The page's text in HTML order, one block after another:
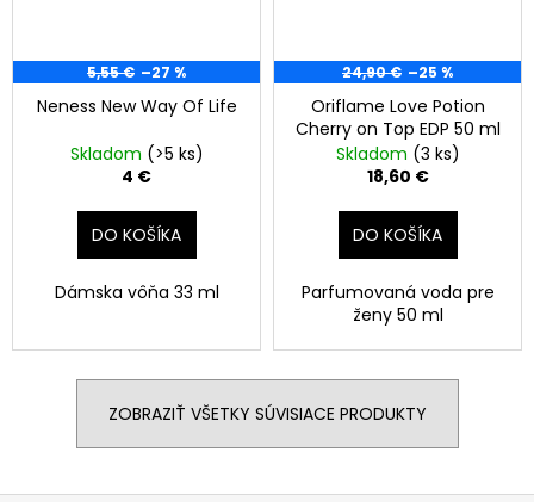
5,55 € –27 %
Neness New Way Of Life
Skladom (>5 ks)
4 €
DO KOŠÍKA
Dámska vôňa 33 ml
24,90 € –25 %
Oriflame Love Potion
Cherry on Top EDP 50 ml
Skladom (3 ks)
18,60 €
DO KOŠÍKA
Parfumovaná voda pre
ženy 50 ml
ZOBRAZIŤ VŠETKY SÚVISIACE PRODUKTY